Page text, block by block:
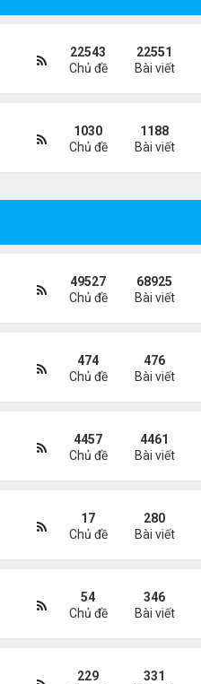
22543
Chủ đề
22551
Bài viết
1030
Chủ đề
1188
Bài viết
49527
Chủ đề
68925
Bài viết
474
Chủ đề
476
Bài viết
4457
Chủ đề
4461
Bài viết
17
Chủ đề
280
Bài viết
54
Chủ đề
346
Bài viết
229
331